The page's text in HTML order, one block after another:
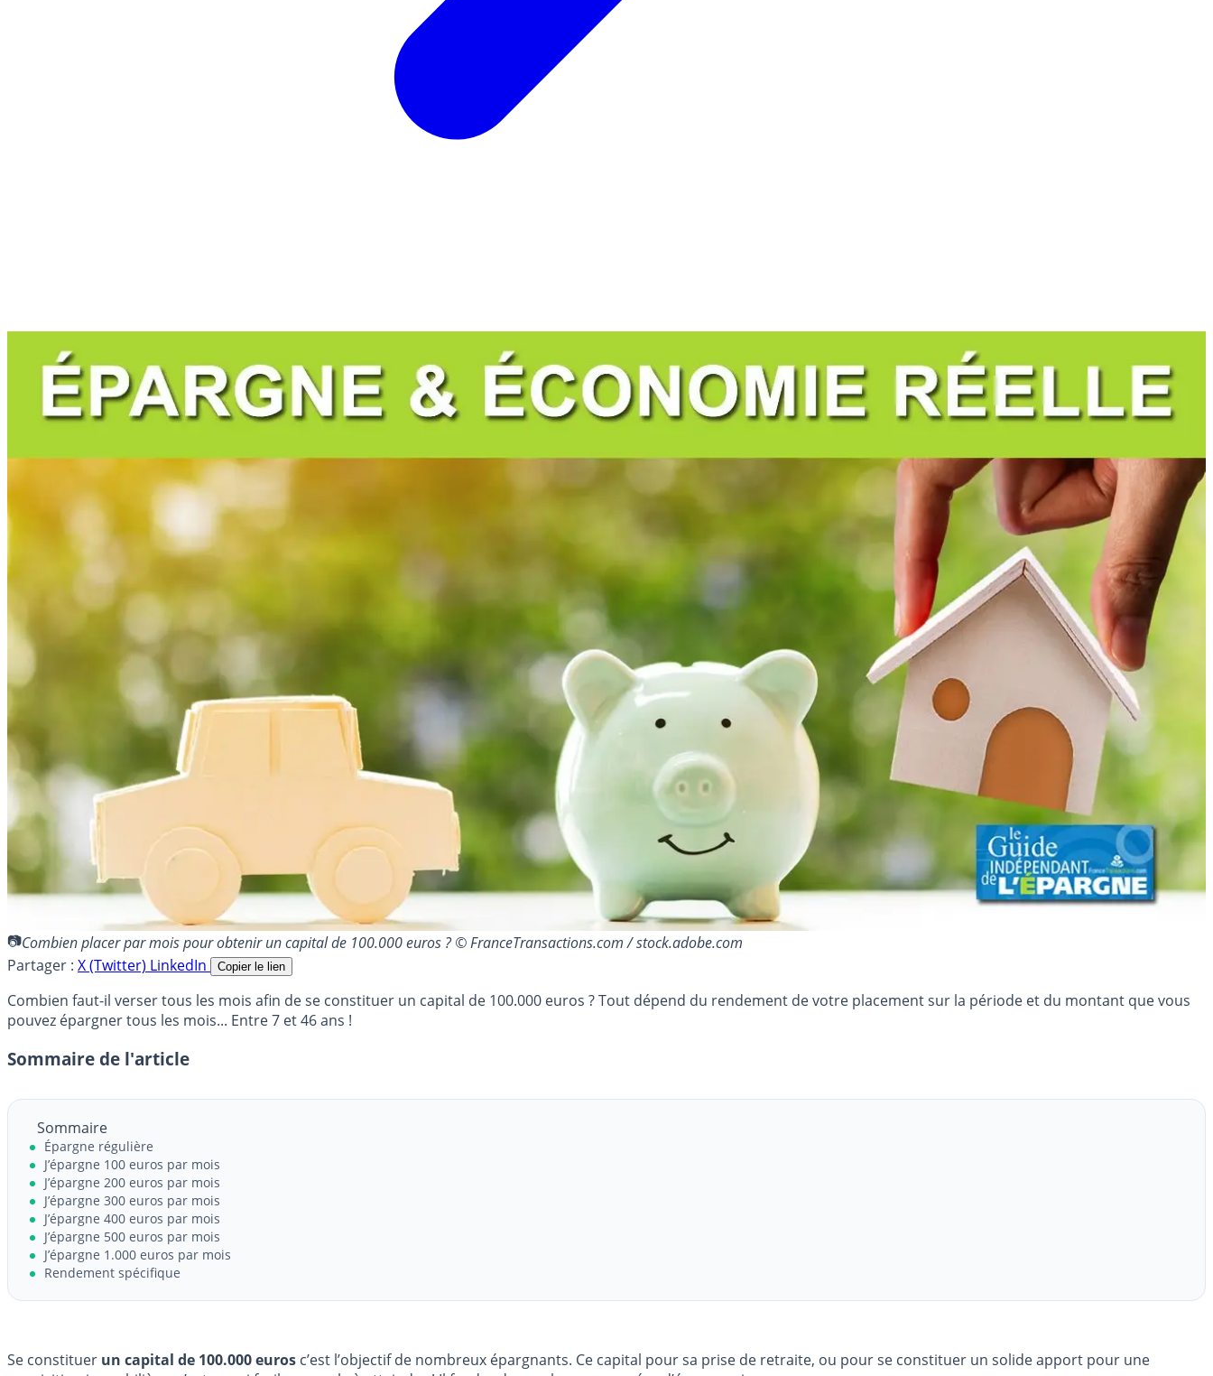
Combien placer par mois pour obtenir un capital de 100.000 euros ? © FranceTransactions.com / stock.adobe.com
Partager : X (Twitter) LinkedIn Copier le lien
Combien faut-il verser tous les mois afin de se constituer un capital de 100.000 euros ? Tout dépend du rendement de votre placement sur la période et du montant que vous
pouvez épargner tous les mois... Entre 7 et 46 ans !
Sommaire de l'article
Sommaire
Épargne régulière
J’épargne 100 euros par mois
J’épargne 200 euros par mois
J’épargne 300 euros par mois
J’épargne 400 euros par mois
J’épargne 500 euros par mois
J’épargne 1.000 euros par mois
Rendement spécifique
Se constituer un capital de 100.000 euros c’est l’objectif de nombreux épargnants. Ce capital pour sa prise de retraite, ou pour se constituer un solide apport pour une